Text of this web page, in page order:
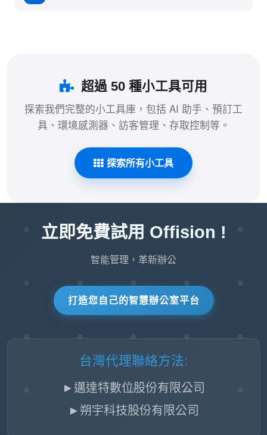
超過 50 種小工具可用
探索我們完整的小工具庫，包括 AI 助手、預訂工
具、環境感測器、訪客管理、存取控制等。
探索所有小工具
立即免費試用 Offision !
智能管理，革新辦公
打造您自己的智慧辦公室平台
台灣代理聯絡方法:
►邁達特數位股份有限公司
►朔宇科技股份有限公司